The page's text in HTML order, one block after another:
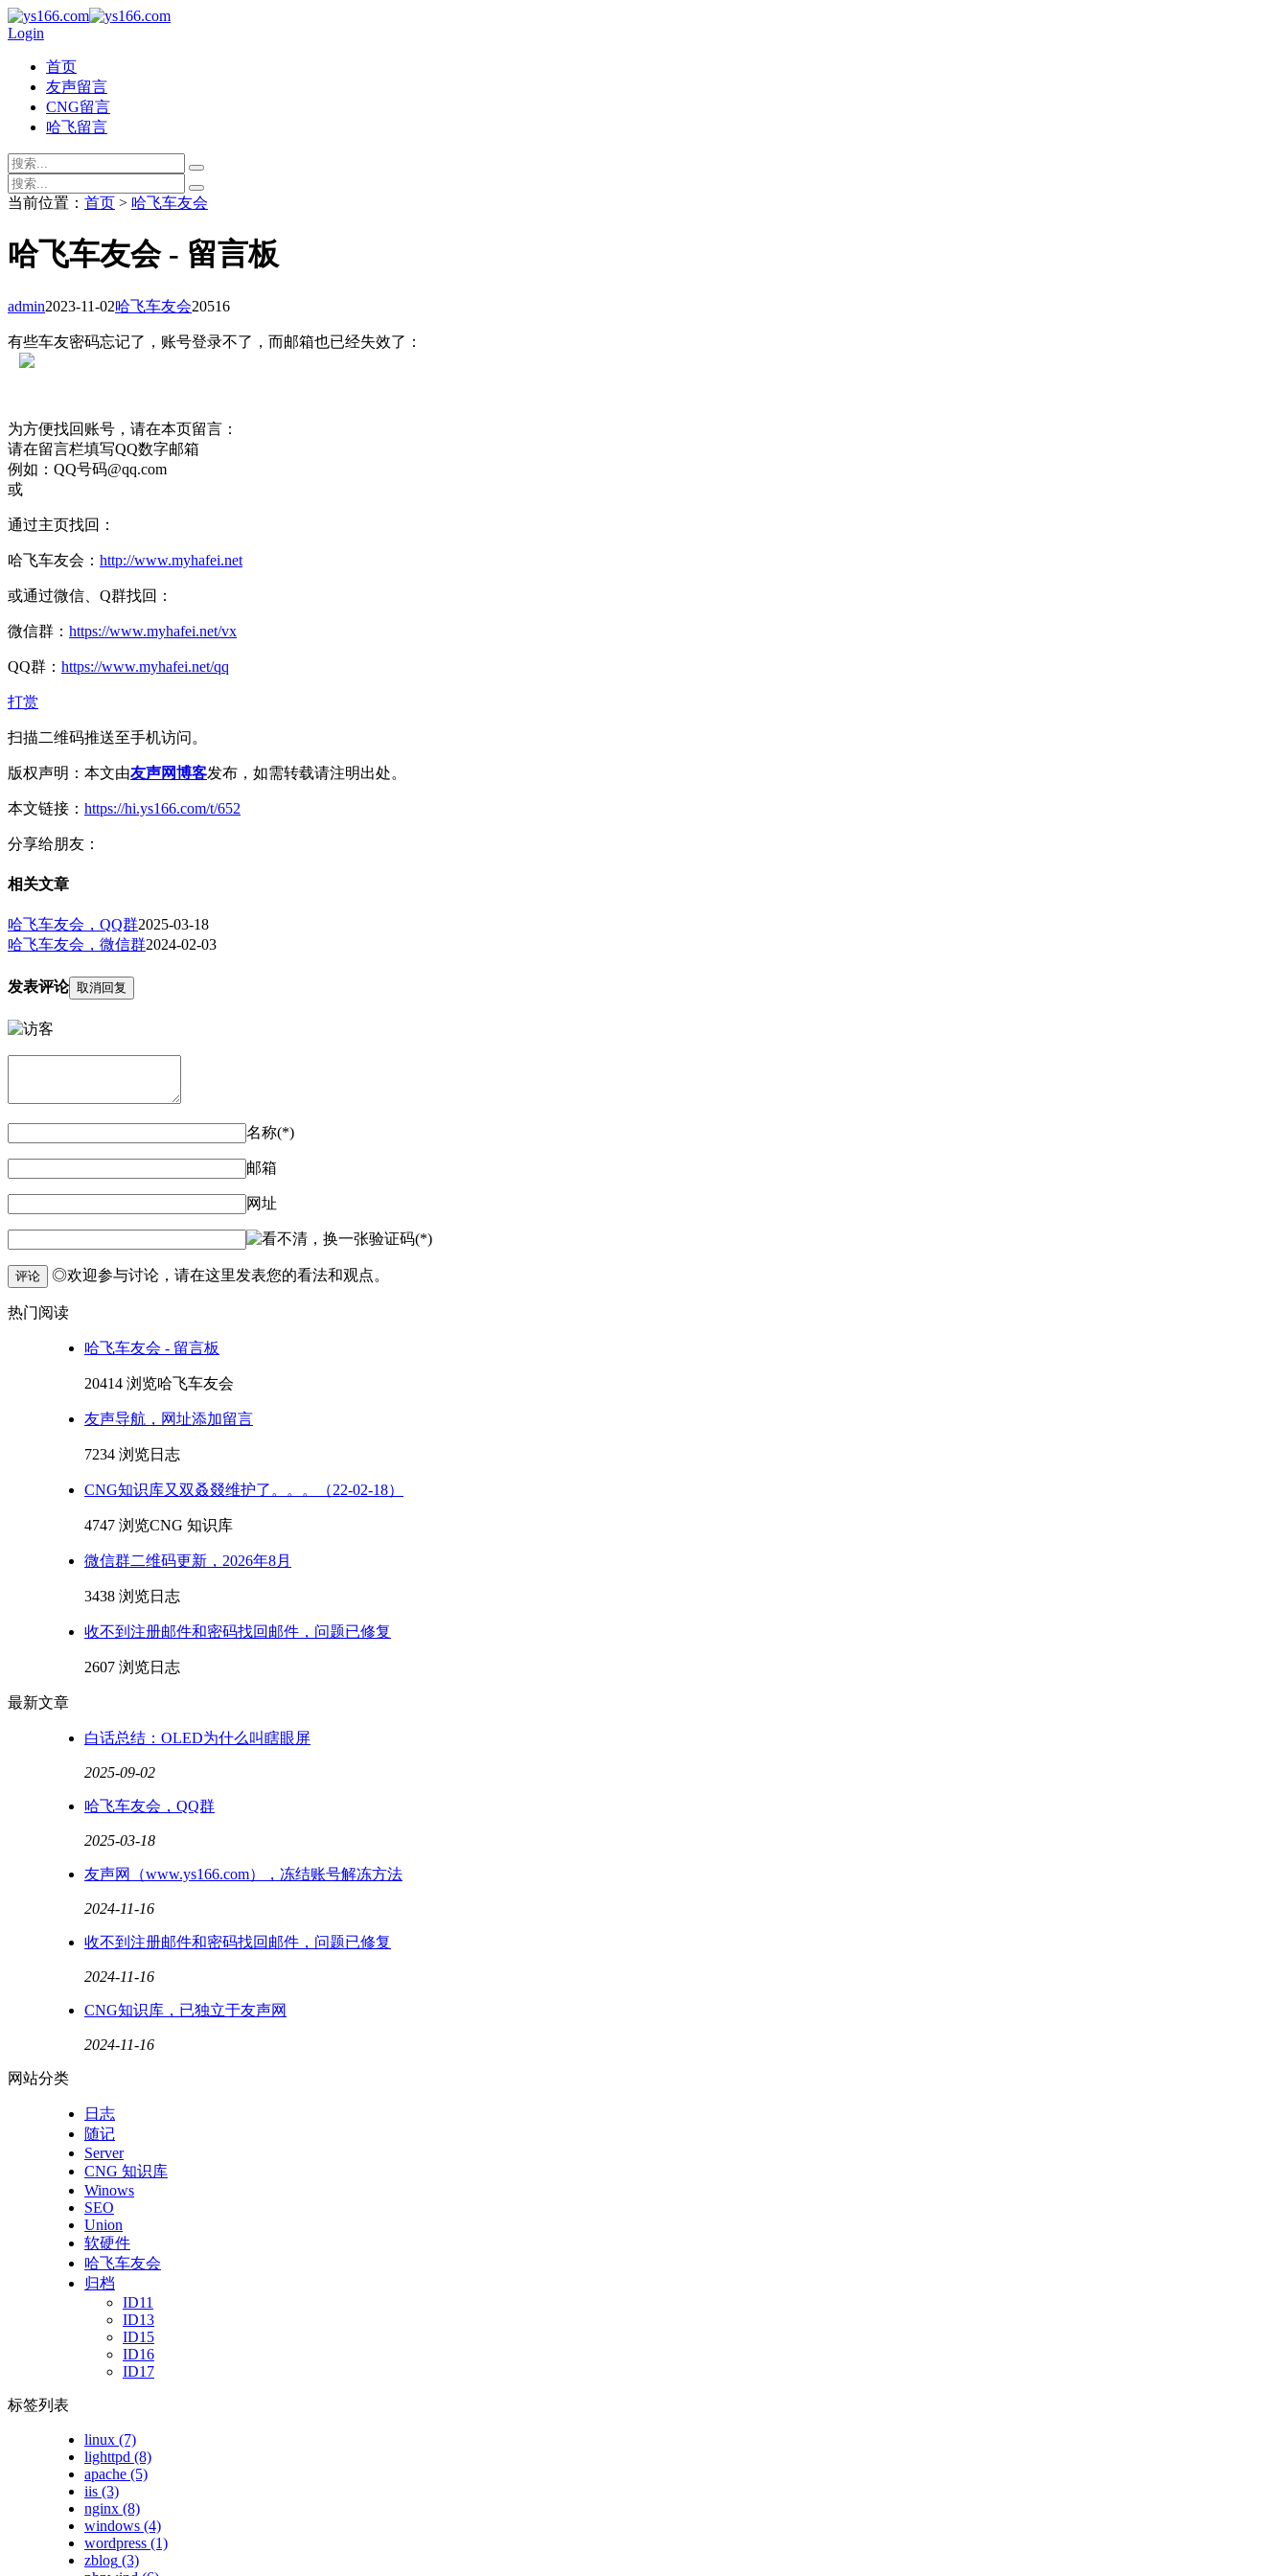
Login
首页
友声留言
CNG留言
哈飞留言
当前位置： 首页 > 哈飞车友会
哈飞车友会 - 留言板
admin2023-11-02哈飞车友会20516
有些车友密码忘记了，账号登录不了，而邮箱也已经失效了：
为方便找回账号，请在本页留言：
请在留言栏填写QQ数字邮箱
例如：QQ号码@qq.com
或
通过主页找回：
哈飞车友会： http://www.myhafei.net
或通过微信、Q群找回：
微信群： https://www.myhafei.net/vx
QQ群： https://www.myhafei.net/qq
打赏
扫描二维码推送至手机访问。
版权声明：本文由友声网博客发布，如需转载请注明出处。
本文链接： https://hi.ys166.com/t/652
分享给朋友：
相关文章
哈飞车友会，QQ群2025-03-18
哈飞车友会，微信群2024-02-03
发表评论 取消回复
名称(*)
邮箱
网址
验证码(*)
评论 ◎欢迎参与讨论，请在这里发表您的看法和观点。
热门阅读
哈飞车友会 - 留言板
20414 浏览哈飞车友会
友声导航，网址添加留言
7234 浏览日志
CNG知识库又双叒叕维护了。。。（22-02-18）
4747 浏览CNG 知识库
微信群二维码更新，2026年8月
3438 浏览日志
收不到注册邮件和密码找回邮件，问题已修复
2607 浏览日志
最新文章
白话总结：OLED为什么叫瞎眼屏
2025-09-02
哈飞车友会，QQ群
2025-03-18
友声网（www.ys166.com），冻结账号解冻方法
2024-11-16
收不到注册邮件和密码找回邮件，问题已修复
2024-11-16
CNG知识库，已独立于友声网
2024-11-16
网站分类
日志
随记
Server
CNG 知识库
Winows
SEO
Union
软硬件
哈飞车友会
归档
ID11
ID13
ID15
ID16
ID17
标签列表
linux (7)
lighttpd (8)
apache (5)
iis (3)
nginx (8)
windows (4)
wordpress (1)
zblog (3)